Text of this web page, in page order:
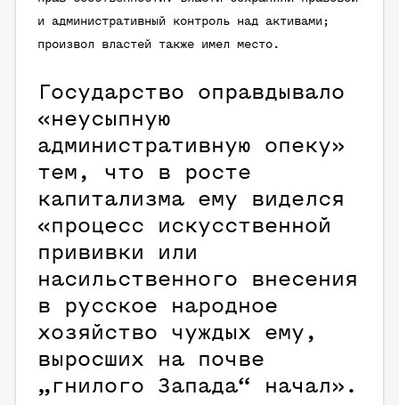
и административный контроль над активами;
произвол властей также имел место.
Государство оправдывало
«неусыпную
административную опеку»
тем, что в росте
капитализма ему виделся
«процесс искусственной
прививки или
насильственного внесения
в русское народное
хозяйство чуждых ему,
выросших на почве
„гнилого Запада“ начал».